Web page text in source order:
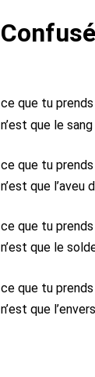
ce que tu prends
n’est que le
ce que tu
n’est que l’aveu
ce que tu
n’est que le
ce que tu
n’est que